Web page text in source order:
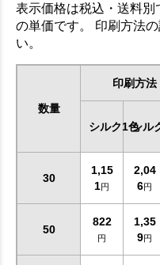
表示価格は税込・送料別
の単価です。 印刷方法
い。
数量
印刷方法
シルク1色シル
30
1,15
1円
2,04
6円
50
822
円
1,35
9円